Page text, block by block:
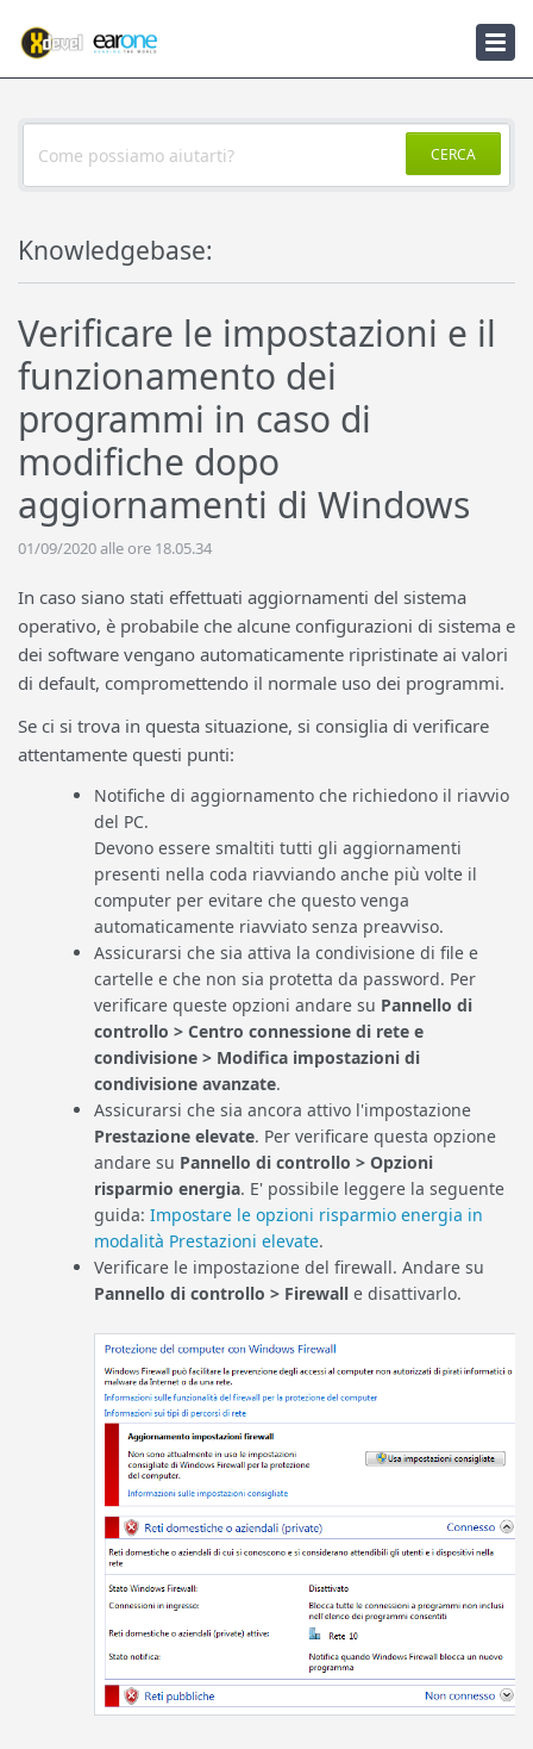
Notizie
CERCA
Knowledgebase:
Verificare le impostazioni e il
funzionamento dei
programmi in caso di
modifiche dopo
aggiornamenti di Windows
01/09/2020 alle ore 18.05.34
In caso siano stati effettuati aggiornamenti del sistema
operativo, è probabile che alcune configurazioni di sistema e
dei software vengano automaticamente ripristinate ai valori
di default, compromettendo il normale uso dei programmi.
Se ci si trova in questa situazione, si consiglia di verificare
attentamente questi punti:
Notifiche di aggiornamento che richiedono il riavvio
del PC.
Devono essere smaltiti tutti gli aggiornamenti
presenti nella coda riavviando anche più volte il
computer per evitare che questo venga
automaticamente riavviato senza preavviso.
Assicurarsi che sia attiva la condivisione di file e
cartelle e che non sia protetta da password. Per
verificare queste opzioni andare su Pannello di
controllo > Centro connessione di rete e
condivisione > Modifica impostazioni di
condivisione avanzate.
Assicurarsi che sia ancora attivo l'impostazione
Prestazione elevate. Per verificare questa opzione
andare su Pannello di controllo > Opzioni
risparmio energia. E' possibile leggere la seguente
guida: Impostare le opzioni risparmio energia in
modalità Prestazioni elevate.
Verificare le impostazione del firewall. Andare su
Pannello di controllo > Firewall e disattivarlo.